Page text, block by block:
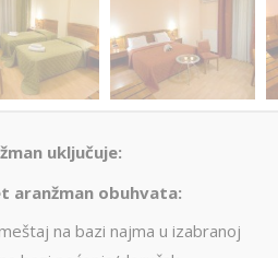
uključuje:
aranžman obuhvata:
na bazi najma u izabranoj